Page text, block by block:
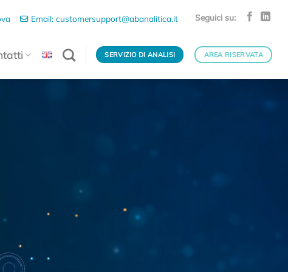
Email: customersupport@abanalitica.it Seguici su:
SERVIZIO DI ANALISI AREA RISERVATA